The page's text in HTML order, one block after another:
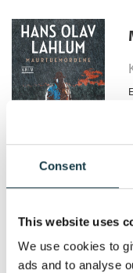
Consent
This website uses
We use cookies to
ads and to analyse
Filformat:
Serie:
Serienummer:
Svanemordet
Bokmål
Svanemordet
Bokmål Heftet